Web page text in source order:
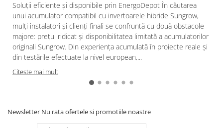
Soluții eficiente și disponibile prin EnergoDepot În căutarea
unui acumulator compatibil cu invertoarele hibride Sungrow,
mulți instalatori și clienți finali se confruntă cu două obstacole
majore: prețul ridicat și disponibilitatea limitată a acumulatorilor
originali Sungrow. Din experiența acumulată în proiecte reale și
din testările efectuate la nivel european,...
Citeste mai mult
Newsletter Nu rata ofertele si promotiile noastre